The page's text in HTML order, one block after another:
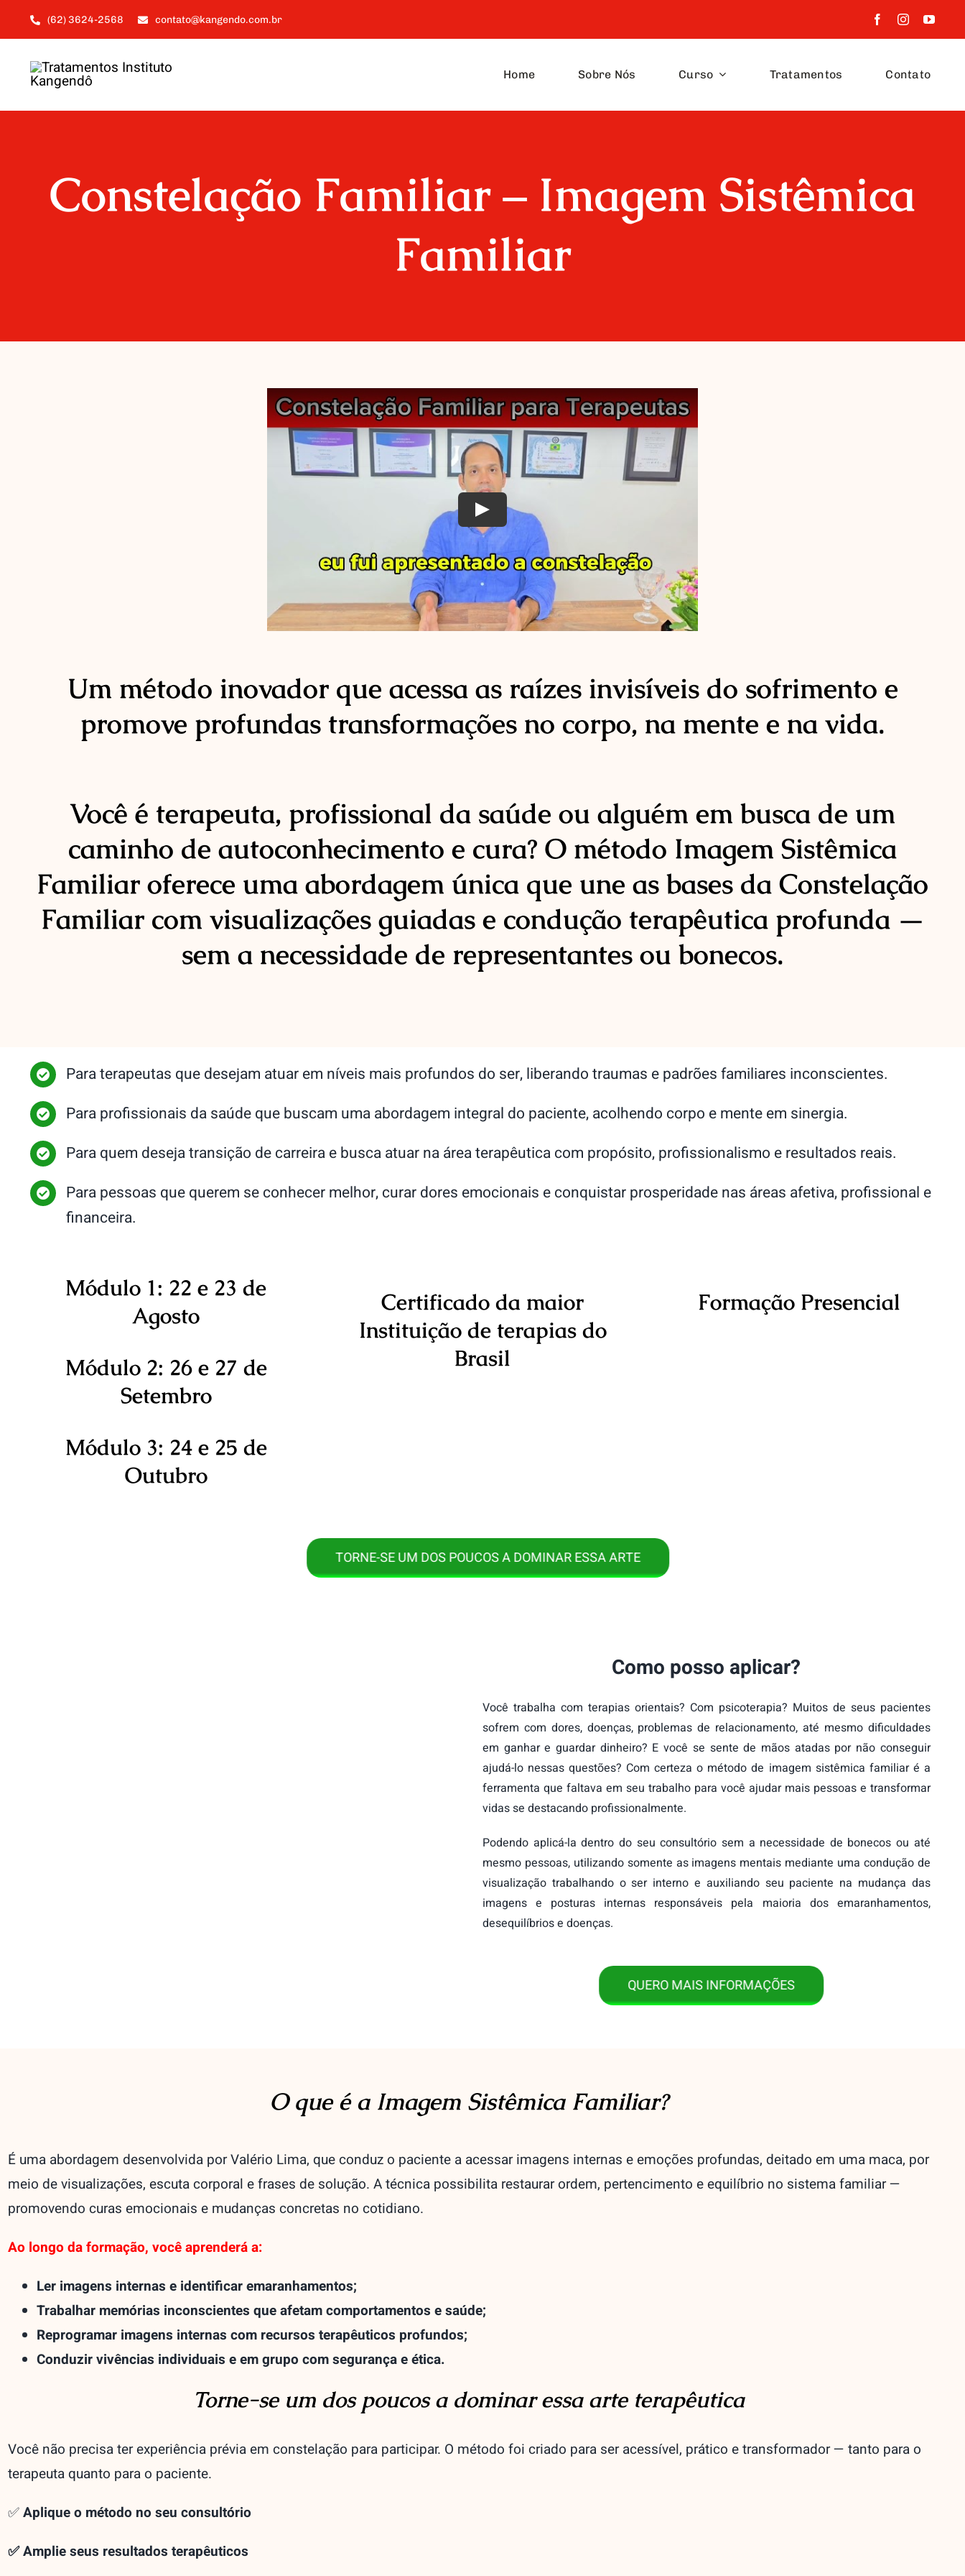
para
conteúdo
(62) 3624-2568 contato@kangendo.com.br
Home Sobre Nós Curso Tratamentos Contato
Constelação Familiar – Imagem Sistêmica
Familiar
Um método inovador que acessa as raízes invisíveis do sofrimento e
promove profundas transformações no corpo, na mente e na vida.
Você é terapeuta, profissional da saúde ou alguém em busca de um
caminho de autoconhecimento e cura? O método Imagem Sistêmica
Familiar oferece uma abordagem única que une as bases da Constelação
Familiar com visualizações guiadas e condução terapêutica profunda —
sem a necessidade de representantes ou bonecos.
Para terapeutas que desejam atuar em níveis mais profundos do ser, liberando traumas e padrões familiares inconscientes.
Para profissionais da saúde que buscam uma abordagem integral do paciente, acolhendo corpo e mente em sinergia.
Para quem deseja transição de carreira e busca atuar na área terapêutica com propósito, profissionalismo e resultados reais.
Para pessoas que querem se conhecer melhor, curar dores emocionais e conquistar prosperidade nas áreas afetiva, profissional e
financeira.
Módulo 1: 22 e 23 de
Agosto
Módulo 2: 26 e 27 de
Setembro
Módulo 3: 24 e 25 de
Outubro
Certificado da maior
Instituição de terapias do
Brasil
Formação Presencial
TORNE-SE UM DOS POUCOS A DOMINAR ESSA ARTE
Como posso aplicar?
Você trabalha com terapias orientais? Com psicoterapia? Muitos de seus pacientes
sofrem com dores, doenças, problemas de relacionamento, até mesmo dificuldades
em ganhar e guardar dinheiro? E você se sente de mãos atadas por não conseguir
ajudá-lo nessas questões? Com certeza o método de imagem sistêmica familiar é a
ferramenta que faltava em seu trabalho para você ajudar mais pessoas e transformar
vidas se destacando profissionalmente.
Podendo aplicá-la dentro do seu consultório sem a necessidade de bonecos ou até
mesmo pessoas, utilizando somente as imagens mentais mediante uma condução de
visualização trabalhando o ser interno e auxiliando seu paciente na mudança das
imagens e posturas internas responsáveis pela maioria dos emaranhamentos,
desequilíbrios e doenças.
QUERO MAIS INFORMAÇÕES
O que é a Imagem Sistêmica Familiar?
É uma abordagem desenvolvida por Valério Lima, que conduz o paciente a acessar imagens internas e emoções profundas, deitado em uma maca, por
meio de visualizações, escuta corporal e frases de solução. A técnica possibilita restaurar ordem, pertencimento e equilíbrio no sistema familiar —
promovendo curas emocionais e mudanças concretas no cotidiano.
Ao longo da formação, você aprenderá a:
Ler imagens internas e identificar emaranhamentos;
Trabalhar memórias inconscientes que afetam comportamentos e saúde;
Reprogramar imagens internas com recursos terapêuticos profundos;
Conduzir vivências individuais e em grupo com segurança e ética.
Torne-se um dos poucos a dominar essa arte terapêutica
Você não precisa ter experiência prévia em constelação para participar. O método foi criado para ser acessível, prático e transformador — tanto para o
terapeuta quanto para o paciente.
✅Aplique o método no seu consultório
✅ Amplie seus resultados terapêuticos